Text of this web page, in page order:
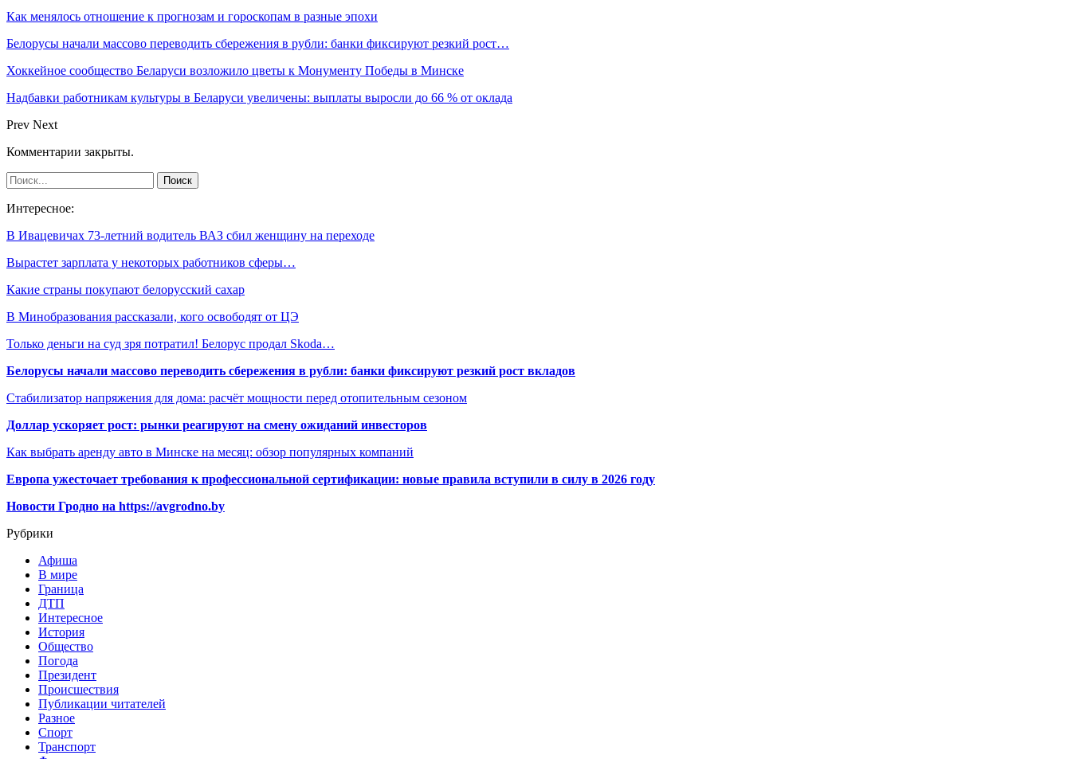
Как менялось отношение к прогнозам и гороскопам в разные эпохи
Белорусы начали массово переводить сбережения в рубли: банки фиксируют резкий рост…
Хоккейное сообщество Беларуси возложило цветы к Монументу Победы в Минске
Надбавки работникам культуры в Беларуси увеличены: выплаты выросли до 66 % от оклада
Prev Next
Комментарии закрыты.
Интересное:
В Ивацевичах 73-летний водитель ВАЗ сбил женщину на переходе
Вырастет зарплата у некоторых работников сферы…
Какие страны покупают белорусский сахар
В Минобразования рассказали, кого освободят от ЦЭ
Только деньги на суд зря потратил! Белорус продал Skoda…
Белорусы начали массово переводить сбережения в рубли: банки фиксируют резкий рост вкладов
Стабилизатор напряжения для дома: расчёт мощности перед отопительным сезоном
Доллар ускоряет рост: рынки реагируют на смену ожиданий инвесторов
Как выбрать аренду авто в Минске на месяц: обзор популярных компаний
Европа ужесточает требования к профессиональной сертификации: новые правила вступили в силу в 2026 году
Новости Гродно на https://avgrodno.by
Рубрики
Афиша
В мире
Граница
ДТП
Интересное
История
Общество
Погода
Президент
Происшествия
Публикации читателей
Разное
Спорт
Транспорт